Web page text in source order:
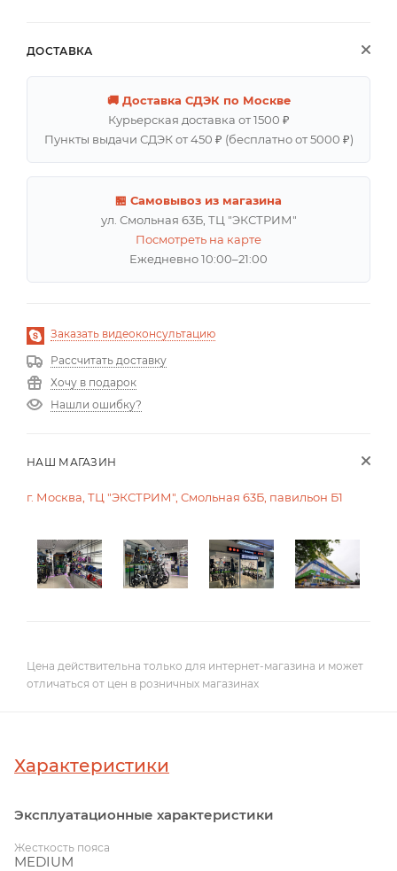
ДОСТАВКА
🚚 Доставка СДЭК по Москве
Курьерская доставка от 1500 ₽
Пункты выдачи СДЭК от 450 ₽ (бесплатно от 5000 ₽)
🏪 Самовывоз из магазина
ул. Смольная 63Б, ТЦ "ЭКСТРИМ"
Посмотреть на карте
Ежедневно 10:00–21:00
Заказать видеоконсультацию
Рассчитать доставку
Хочу в подарок
Нашли ошибку?
НАШ МАГАЗИН
г. Москва, ТЦ "ЭКСТРИМ", Смольная 63Б, павильон Б1
Цена действительна только для интернет-магазина и может
отличаться от цен в розничных магазинах
Характеристики
Эксплуатационные характеристики
Жесткость пояса
MEDIUM